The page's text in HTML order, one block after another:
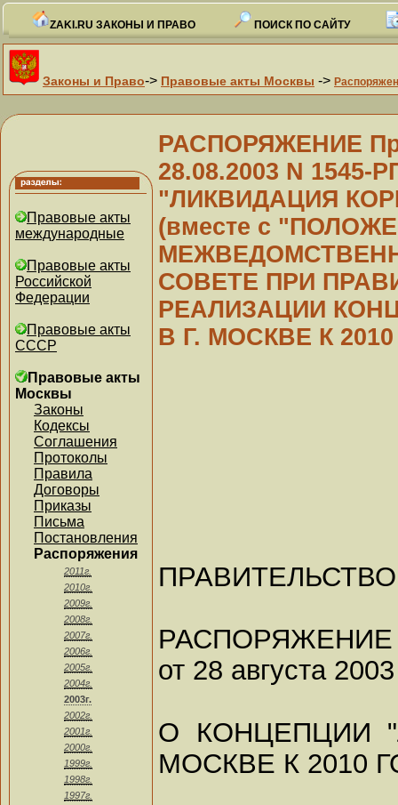
ZAKI.RU ЗАКОНЫ И ПРАВО ПОИСК ПО САЙТУ
Законы и Право-> Правовые акты Москвы ->
Правовые акты
международные
Правовые акты
Российской
Федерации
Правовые акты
СССР
Правовые акты
Москвы
Законы
Кодексы
Соглашения
Протоколы
Правила
Договоры
Приказы
Письма
Постановления
Распоряжения
2011г.
2010г.
2009г.
2008г.
2007г.
2006г.
2005г.
2004г.
2003г.
2002г.
2001г.
2000г.
1999г.
1998г.
1997г.
РАСПОРЯЖЕНИЕ
28.08.2003 N
"ЛИКВИДАЦИЯ
(вместе с
СОВЕТЕ ПРИ
РЕАЛИЗАЦИИ
В Г. МОСКВЕ К
РАСПОРЯЖЕНИЕ
от 28 августа
О КОНЦЕПЦИИ
МОСКВЕ К 2010